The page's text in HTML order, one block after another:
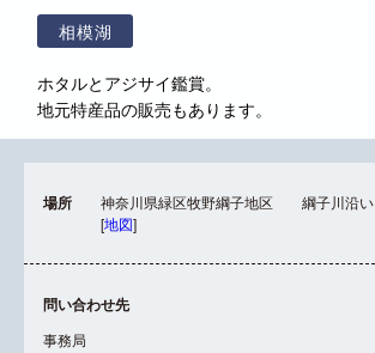
相模湖
ホタルとアジサイ鑑賞。
地元特産品の販売もあります。
場所
神奈川県緑区牧野綱子地区 綱子川沿い
[地図]
問い合わせ先
事務局